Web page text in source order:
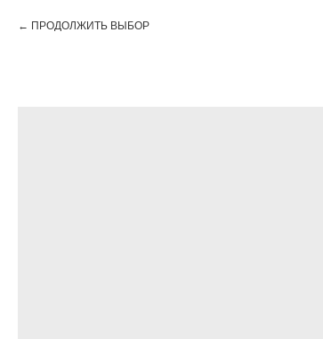
ПРОДОЛЖИТЬ ВЫБОР